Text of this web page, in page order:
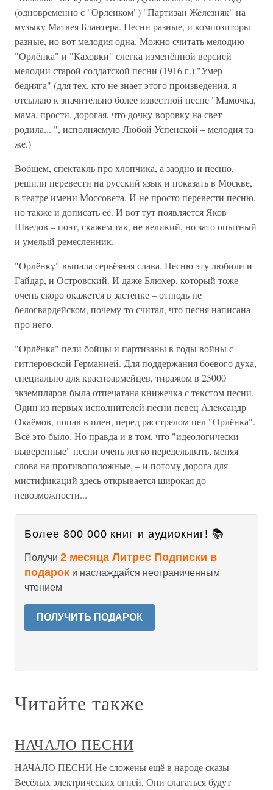
(одновременно с "Орлёнком") "Партизан Железняк" на
музыку Матвея Блантера. Песни разные, и композиторы
разные, но вот мелодия одна. Можно считать мелодию
"Орлёнка" и "Каховки" слегка изменённой версией
мелодии старой солдатской песни (1916 г.) "Умер
бедняга" (для тех, кто не знает этого произведения, я
отсылаю к значительно более известной песне "Мамочка,
мама, прости, дорогая, что дочку-воровку на свет
родила... ", исполняемую Любой Успенской – мелодия та
же.)
Вобщем, спектакль про хлопчика, а заодно и песню,
решили перевести на русский язык и показать в Москве,
в театре имени Моссовета. И не просто перевести песню,
но также и дописать её. И вот тут появляется Яков
Шведов – поэт, скажем так, не великий, но зато опытный
и умелый ремесленник.
"Орлёнку" выпала серьёзная слава. Песню эту любили и
Гайдар, и Островский. И даже Блюхер, который тоже
очень скоро окажется в застенке – отнюдь не
белогвардейском, почему-то считал, что песня написана
про него.
"Орлёнка" пели бойцы и партизаны в годы войны с
гитлеровской Германией. Для поддержания боевого духа,
специально для красноармейцев, тиражом в 25000
экземпляров была отпечатана книжечка с текстом песни.
Один из первых исполнителей песни певец Александр
Окаёмов, попав в плен, перед расстрелом пел "Орлёнка".
Всё это было. Но правда и в том, что "идеологически
выверенные" песни очень легко переделывать, меняя
слова на противоположные, – и потому дорога для
мистификаций здесь открывается широкая до
невозможности...
Более 800 000 книг и аудиокниг! 📚
Получи 2 месяца Литрес Подписки в
подарок и наслаждайся неограниченным
чтением
ПОЛУЧИТЬ ПОДАРОК
Читайте также
НАЧАЛО ПЕСНИ
НАЧАЛО ПЕСНИ Не сложены ещё в народе сказы
Весёлых электрических огней, Они слагаться будут